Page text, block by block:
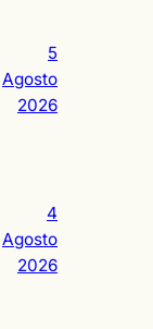
5
Agosto
2026
4
Agosto
2026